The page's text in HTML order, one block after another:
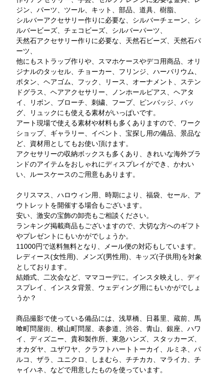
ジン、パーツ、ツール、キット、部品、道具、樹脂、
シルバーアクセサリー作りに必要な、シルバーチェーン、シ
ルバービーズ、チェコビーズ、シルバーパーツ、
天然石アクセサリー作りに必要な、天然石ビーズ、天然石パ
ーツ、
他にもストラップ作りや、スマホケースやデコ用商品、オリ
ジナルのタッセル、チョーカー、フリンジ、ハーバリウム、
ボタン、ヘアゴム、フック、リース、オーナメント、ステン
ドグラス、ヘアアクセサリー、ノンホールピアス、ヘアタ
イ、リボン、ブローチ、刺繍、フープ、ピンバッジ、バッ
グ、リュックにも使える素材がいっぱいです。
アート現場で使える素材や材料も多くありますので、ワーク
ショップ、ギャラリー、イベント、宝探し用の備品、景品な
ど、資材用としてもお使い頂けます。
アクセサリーの収納ボックスも多くあり、きれいな海外ブラ
ンドのアイテムをおしゃれにディスプレイができ、かわい
い、ルースケースのご用意もあります。
クリスマス、ハロウィン用、時期により、福袋、セール、ア
ウトレットを開催する場合もございます。
安い、激安の宝飾の卸売もご相談ください。
ランキング掲載商品もございますので、大切な方へのギフト
やプレゼントにもいかがでしょうか。
11000円で送料無料となり、メール便の対応もしています。
レディース(女性用)、メンズ(男性用)、キッズ(子供用)を対象
としております。
結婚式、二次会など、ママコーデに。インスタ映えし、ディ
スプレイ、インスタ背景、ウェディング用にもいかがでしょ
うか？
商品撮影で使っている備品には、浅草橋、日暮里、蔵前、馬
喰町問屋街、横山町問屋、表参道、渋谷、青山、銀座、ハワ
イ、ディズニー、貴和製作所、東急ハンズ、スタッカーズ、
オカダヤ、ユザワヤ、クラフトハートトーカイ、ルミネ、パ
ルコ、ザラ、ユニクロ、しまむら、チチカカ、マライカ、チ
ャイハネ、などで用意したものを使っています。